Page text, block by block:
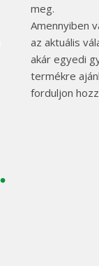
meg.
Amennyiben
az aktuális
akár egyedi
termékre
forduljon